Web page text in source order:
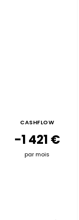
CASHFLOW
-1 421 €
par mois